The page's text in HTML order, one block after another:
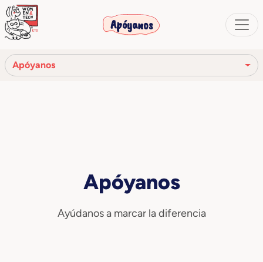
Apóyanos
Apóyanos
Dona el 5x1000
Apóyanos
Ayúdanos a marcar la diferencia